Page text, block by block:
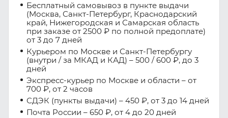
Бесплатный самовывоз в пункте выдачи
(Москва, Санкт-Петербург, Краснодарский
край, Нижегородская и Самарская область
при заказе от 2500 ₽ по полной предоплате)
от 3 до 7 дней
Курьером по Москве и Санкт-Петербургу
(внутри / за МКАД и КАД) – 500 / 600 ₽, до 3
дней
Экспресс-курьер по Москве и области – от
700 ₽, от 2 часов
СДЭК (пункты выдачи) – 450 ₽, от 3 до 14 дней
Почта России – 650 ₽, от 4 до 20 дней